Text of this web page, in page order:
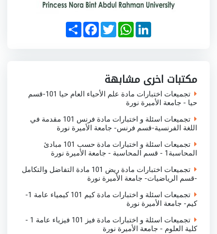
S
h
a
F
a
c
T
w
i
W
h
a
p
p
L
i
n
n
مكتبات اخرى مشابهة
تجميعات اختبارات مادة علم الأحياء العام حيا 101-قسم
حيا - جامعة الأميرة نورة
تجميعات اسئلة و اختبارات مادة فرنس 101 مقدمة في
اللغة الفرنسية-قسم فرنس- جامعة الأميرة نورة
تجميعات اسئلة و اختبارات مادة حسب 101 مبادئ
المحاسبة1 - قسم المحاسبة - جامعة الأميرة نورة
تجميعات اختبارات مادة ريض 101 مادة التفاضل والتكامل
-قسم الرياضيات- جامعة الأميرة نورة
تجميعات اسئلة و اختبارات مادة كيم 101 كيمياء عامة 1-
كيم- جامعة الأميرة نورة
تجميعات اسئلة و اختبارات مادة فيز 101 فيزياء عامة 1 -
كلية العلوم - جامعة الأميرة نورة